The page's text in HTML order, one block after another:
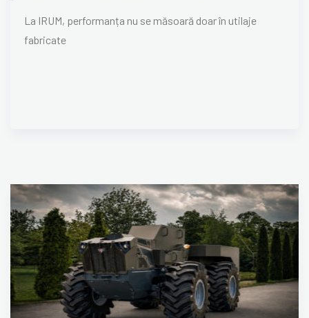
La IRUM, performanța nu se măsoară doar în utilaje
fabricate